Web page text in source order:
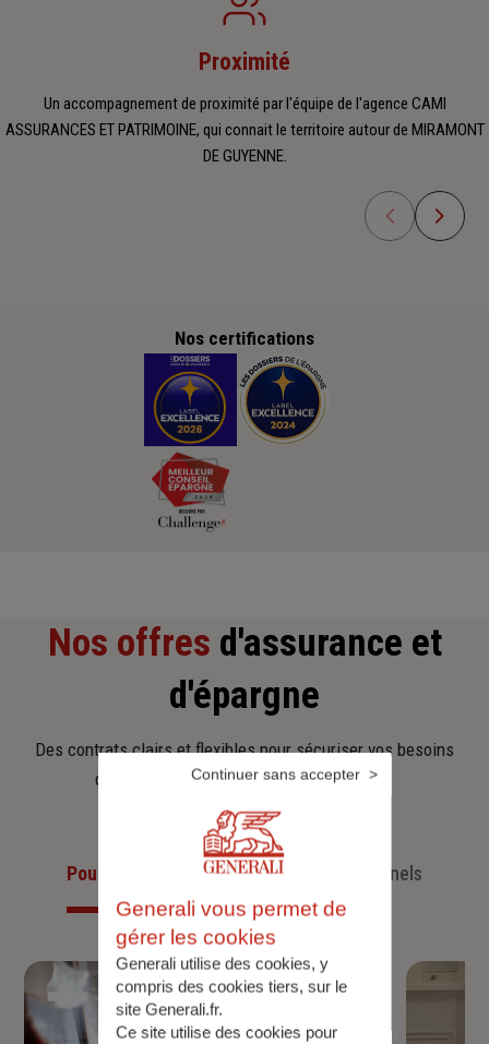
Proximité
Un accompagnement de proximité par l'équipe de l'agence CAMI
ASSURANCES ET PATRIMOINE, qui connait le territoire autour de MIRAMONT
DE GUYENNE.
Nos certifications
Nos offres d'assurance et
d'épargne
Des contrats clairs et flexibles pour sécuriser vos besoins
d’aujourd’hui et anticiper ceux de demain.
Pour les particuliersPour les professionnels
Generali vous permet de
gérer les cookies
Generali utilise des cookies, y
compris des cookies tiers, sur le
site Generali.fr.
Ce site utilise des cookies pour
Continuer sans accepter